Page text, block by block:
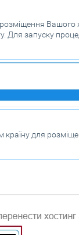
Вашого
запуску
для